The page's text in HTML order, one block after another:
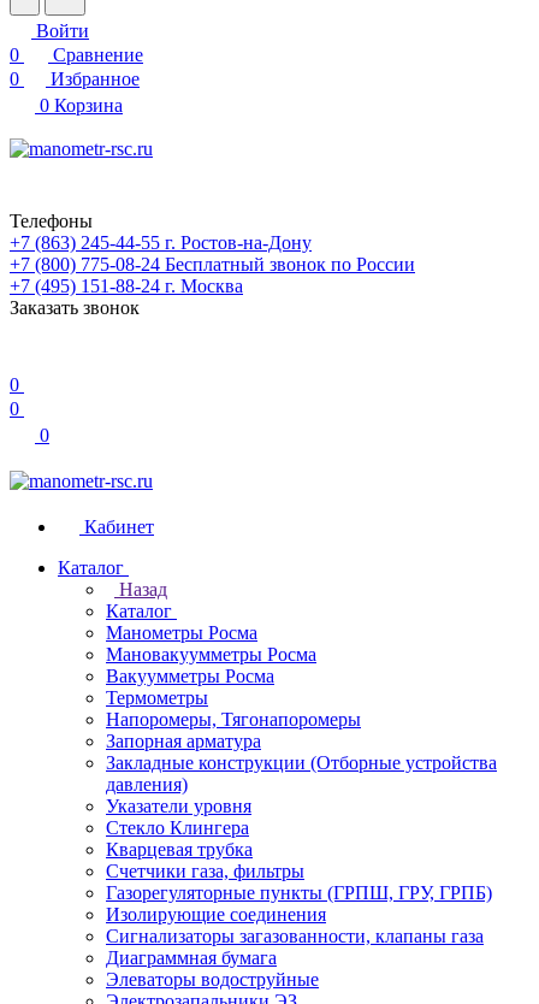
Войти
0
Сравнение
0
Избранное
0 Корзина
Телефоны
+7 (863) 245-44-55 г. Ростов-на-Дону
+7 (800) 775-08-24 Бесплатный звонок по России
+7 (495) 151-88-24 г. Москва
Заказать звонок
0
0
0
Кабинет
Каталог
Назад
Каталог
Манометры Росма
Мановакуумметры Росма
Вакуумметры Росма
Термометры
Напоромеры, Тягонапоромеры
Запорная арматура
Закладные конструкции (Отборные устройства
давления)
Указатели уровня
Стекло Клингера
Кварцевая трубка
Счетчики газа, фильтры
Газорегуляторные пункты (ГРПШ, ГРУ, ГРПБ)
Изолирующие соединения
Сигнализаторы загазованности, клапаны газа
Диаграммная бумага
Элеваторы водоструйные